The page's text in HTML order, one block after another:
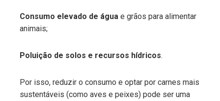
Consumo elevado de água e grãos para alimentar
animais;
Poluição de solos e recursos hídricos.
Por isso, reduzir o consumo e optar por carnes mais
sustentáveis (como aves e peixes) pode ser uma